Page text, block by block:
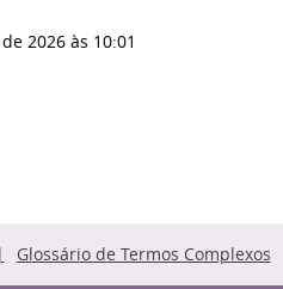
2026 às 10:01
Glossário de Termos Complexos